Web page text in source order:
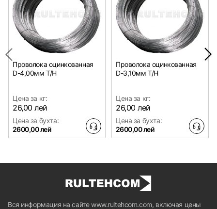
Проволока оцинкованная
D-4,00мм Т/Н
Цена за кг:
26,00 лей
Цена за бухта:
2600,00 лей
Проволока оцинкованная
D-3,10мм Т/Н
Цена за кг:
26,00 лей
Цена за бухта:
2600,00 лей
Вся информация на сайте www.rultehcom.com, включая цены